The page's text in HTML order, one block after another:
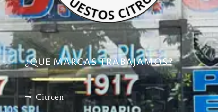
¿QUE MARCAS TRABAJAMOS?
Citroen